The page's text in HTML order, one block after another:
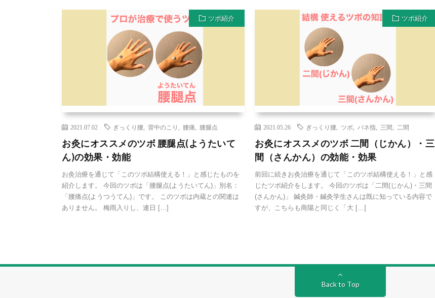
ツボ紹介
2021.07.02 ぎっくり腰 背中のこり 腰痛 腰腿点
お灸にオススメのツボ 腰腿点(ようたいて
ん)の効果・効能
お灸治療を通じて「このツボ結構使える！」と感じたものを
紹介します。 今回のツボは「腰腿点(ようたいてん)」別名：
「腰痛点(ようつうてん)」です。 このツボは内蔵との関連は
ありません。 梅雨入りし、連日 […]
ツボ紹介
2021.05.26 ぎっくり腰 ツボ バネ指 三間 二間
お灸にオススメのツボ 二間（じかん）・三
間（さんかん）の効能・効果
前回に続きお灸治療を通じて「このツボ結構使える！」と感
じたツボ紹介をします。 今回のツボは「二間(じかん)・三間
(さんかん)」 鍼灸師・鍼灸学生さんは既に知っている内容で
すが、こちらも商陽と同じく「大 […]
Back to Top